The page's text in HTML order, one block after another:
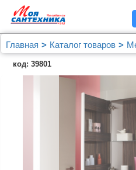
Главная Каталог товаров
Шкафы - пеналы
Шкаф-пенал Jacob Delafon
код: 39801